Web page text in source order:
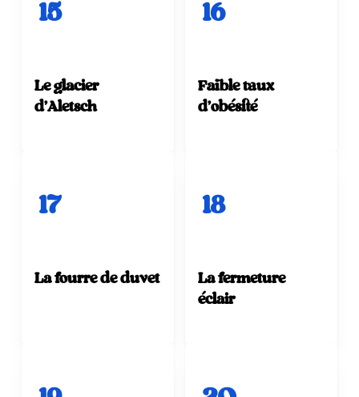
15
Le glacier
d'Aletsch
16
Faible taux
d'obésité
17
La fourre de duvet
18
La fermeture
éclair